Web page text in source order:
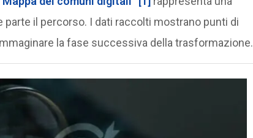
il percorso. I dati raccolti mostrano punti di
la fase successiva della trasformazione.